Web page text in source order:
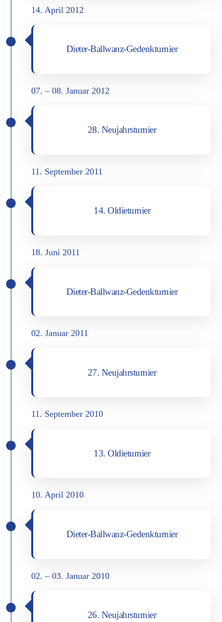
14. April 2012
Die­ter-Ball­wanz-Gedenk­tur­nier
07. – 08. Janu­ar 2012
28. Neu­jahrs­tur­nier
11. Sep­tem­ber 2011
14. Oldie­tur­nier
18. Juni 2011
Die­ter-Ball­wanz-Gedenk­tur­nier
02. Janu­ar 2011
27. Neu­jahrs­tur­nier
11. Sep­tem­ber 2010
13. Oldie­tur­nier
10. April 2010
Die­ter-Ball­wanz-Gedenk­tur­nier
02. – 03. Janu­ar 2010
26. Neu­jahrs­tur­nier